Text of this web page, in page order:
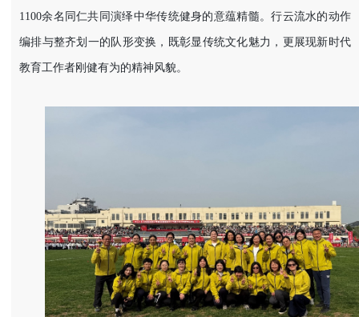
1100余名同仁共同演绎中华传统健身的意蕴精髓。行云流水的动作
编排与整齐划一的队形变换，既彰显传统文化魅力，更展现新时代
教育工作者刚健有为的精神风貌。